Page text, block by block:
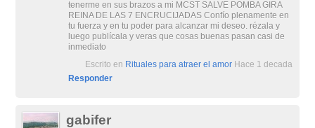
tenerme en sus brazos a mi MCST SALVE POMBA GIRA
REINA DE LAS 7 ENCRUCIJADAS Confío plenamente en
tu fuerza y en tu poder para alcanzar mi deseo. rézala y
luego publícala y veras que cosas buenas pasan casi de
inmediato
Escrito en Rituales para atraer el amorHace 1 decada
Responder
gabifer